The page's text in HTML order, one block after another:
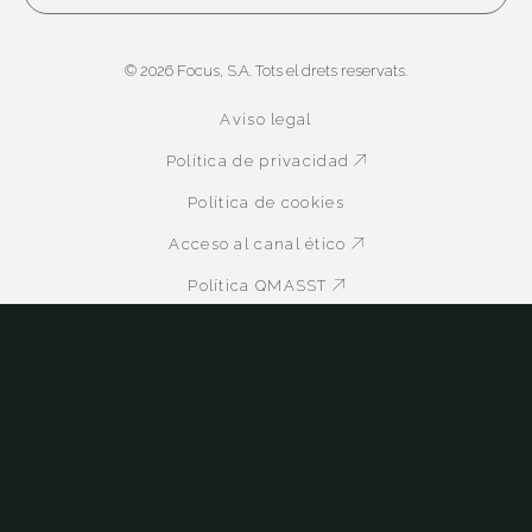
© 2026 Focus, S.A. Tots el drets reservats.
Aviso legal
Política de privacidad
Política de cookies
Acceso al canal ético Abre en nueva
Política QMASST Abre en nueva